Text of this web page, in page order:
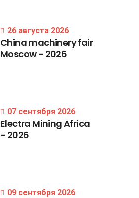
26 августа 2026
Chinamachineryfair
Moscow- 2026
07 сентября 2026
Electra MiningAfrica
- 2026
09 сентября 2026